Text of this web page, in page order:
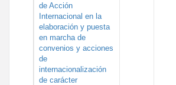
de Acción
Internacional en la
elaboración y puesta
en marcha de
convenios y acciones
de
internacionalización
de carácter